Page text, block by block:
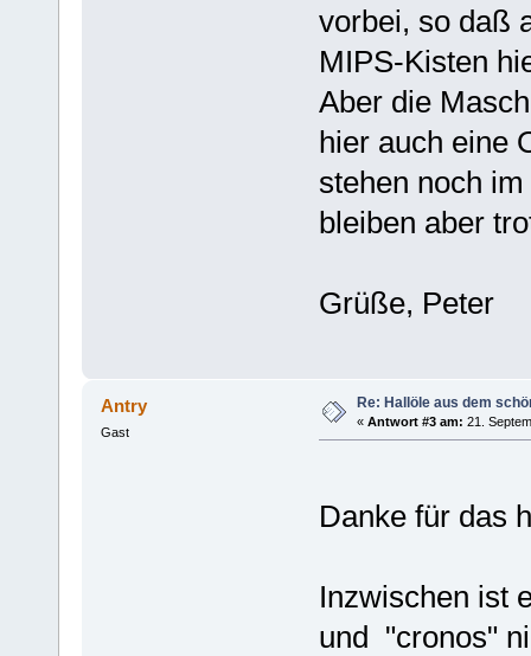
vorbei, so daß
MIPS-Kisten
Aber die
hier auch eine
stehen noch
bleiben aber
Grüße, Peter
Antry
Gast
Re: Hallöle aus dem
« Antwort #3 am: 21.
Danke für
Inzwischen ist
und "cronos"